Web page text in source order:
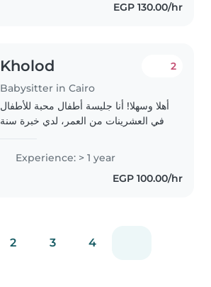
EGP 130.00/hr
Kholod
Babysitter in Cairo
2
أهلا وسهلا! أنا جليسة أطفال محبة للأطفال
في العشرينات من العمر، لدي خبرة سنة
الأطفال في سن المدرسة. لدي درجة
بكالوريوس في حاسبات ومعلومات من
Experience: > 1 year
EGP 100.00/hr
2 3 4